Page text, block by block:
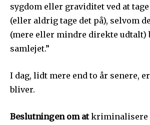
sygdom eller graviditet ved at
(eller aldrig tage det på), selvom
(mere eller mindre direkte udtalt)
samlejet.”
I dag, lidt mere end to år senere,
bliver.
Beslutningen om atkriminalisere